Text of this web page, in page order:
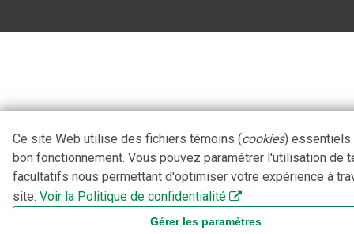
Ce site Web utilise des fichiers témoins (cookies) essentiels
bon fonctionnement. Vous pouvez paramétrer l'utilisation de
facultatifs nous permettant d'optimiser votre expérience à
site. Voir la Politique de confidentialité
Gérer les paramètres